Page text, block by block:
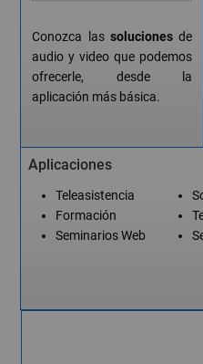
Conozca lassoluciones de
audio y video que podemos
ofrecerle, desde la
aplicación más básica.
Aplicaciones
Teleasistencia
Formación
Seminarios Web